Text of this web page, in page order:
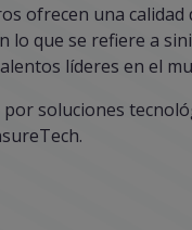
ofrecen una calidad
lo que se refiere a
líderes en el
soluciones